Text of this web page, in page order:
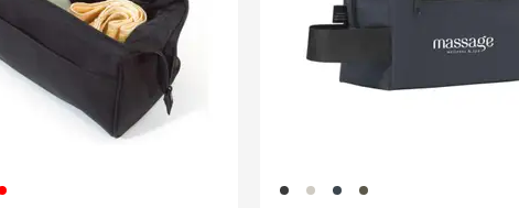
001 357 536 060